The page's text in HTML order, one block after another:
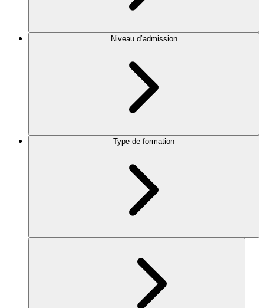
Niveau d’admission
Type de formation